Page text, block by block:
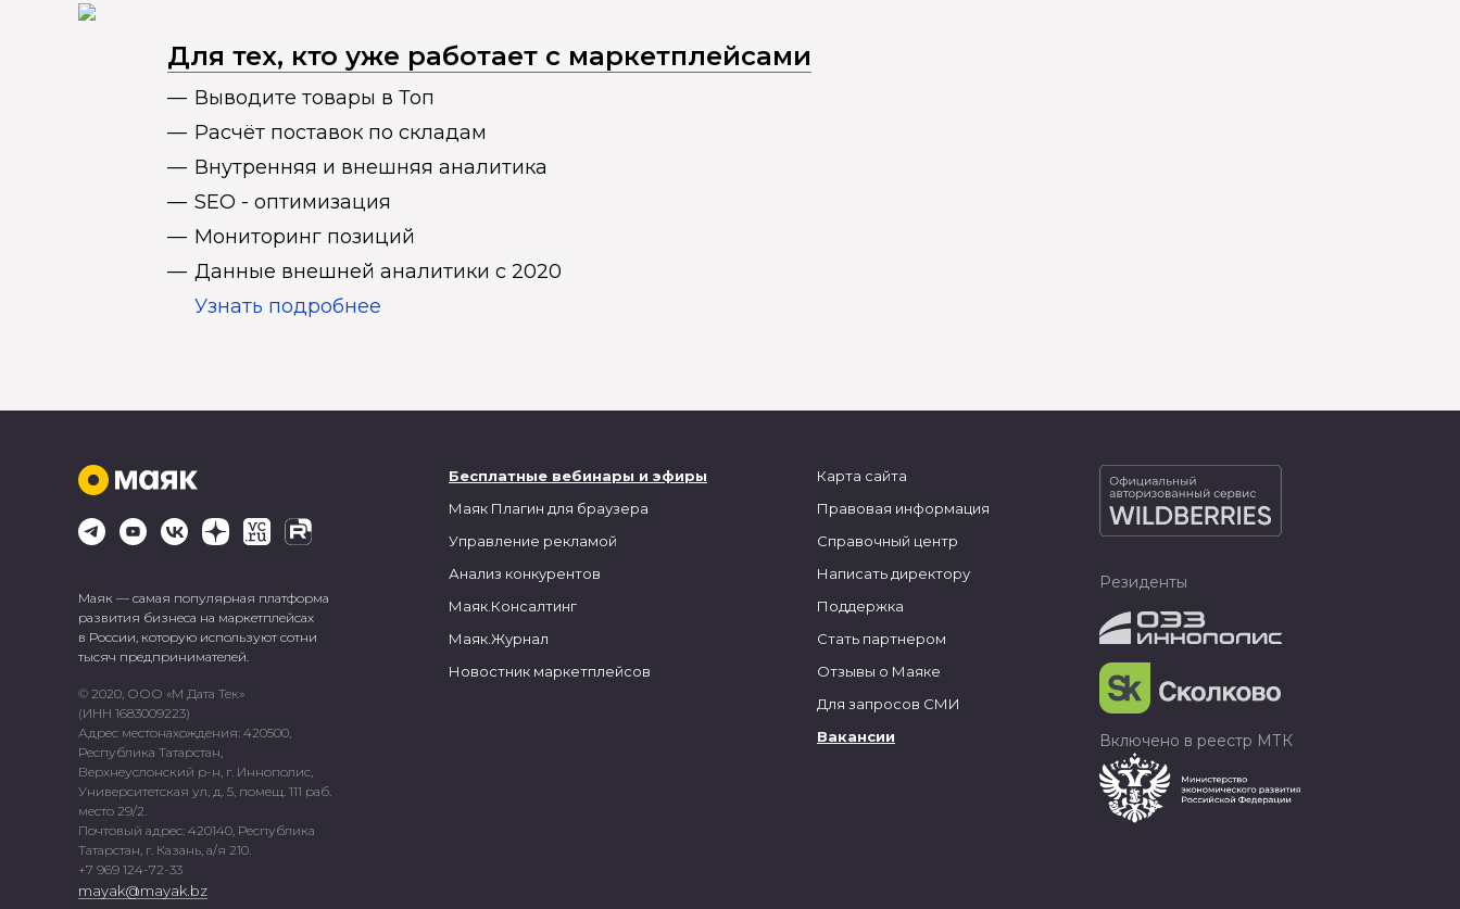
Для тех, кто уже работает с маркетплейсами
Выводите товары в Топ
Расчёт поставок по складам
Внутренняя и внешняя аналитика
SEO - оптимизация
Мониторинг позиций
Данные внешней аналитики с 2020
Узнать подробнее
Маяк — самая популярная платформа
развития бизнеса на маркетплейсах
в России, которую используют сотни
тысяч предпринимателей.
© 2020, ООО «М Дата Тек»
(ИНН 1683009223)
Адрес местонахождения: 420500,
Республика Татарстан,
Верхнеуслонский р-н, г. Иннополис,
Университетская ул, д. 5, помещ. 111 раб.
место 29/2.
Почтовый адрес: 420140, Республика
Татарстан, г. Казань, а/я 210.
+7 969 124-72-33
mayak@mayak.bz
Бесплатные вебинары и эфиры
Маяк Плагин для браузера
Управление рекламой
Анализ конкурентов
Маяк.Консалтинг
Маяк.Журнал
Новостник маркетплейсов
Карта сайта
Правовая информация
Справочный центр
Написать директору
Поддержка
Стать партнером
Отзывы о Маяке
Для запросов СМИ
Вакансии
Резиденты
Включено в реестр МТК